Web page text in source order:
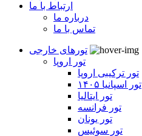
ارتباط با ما
درباره ما
تماس با ما
تورهای خارجی
تور اروپا
تور ترکیبی اروپا
تور اسپانیا ۱۴۰۵
تور ایتالیا
تور فرانسه
تور یونان
تور سوئیس